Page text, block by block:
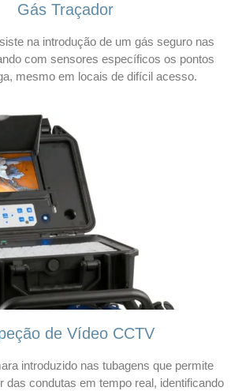
Gás Traçador
na introdução de um gás seguro nas
com sensores específicos os pontos
mesmo em locais de difícil acesso.
de Vídeo CCTV
introduzido nas tubagens que permite
das condutas em tempo real, identificando